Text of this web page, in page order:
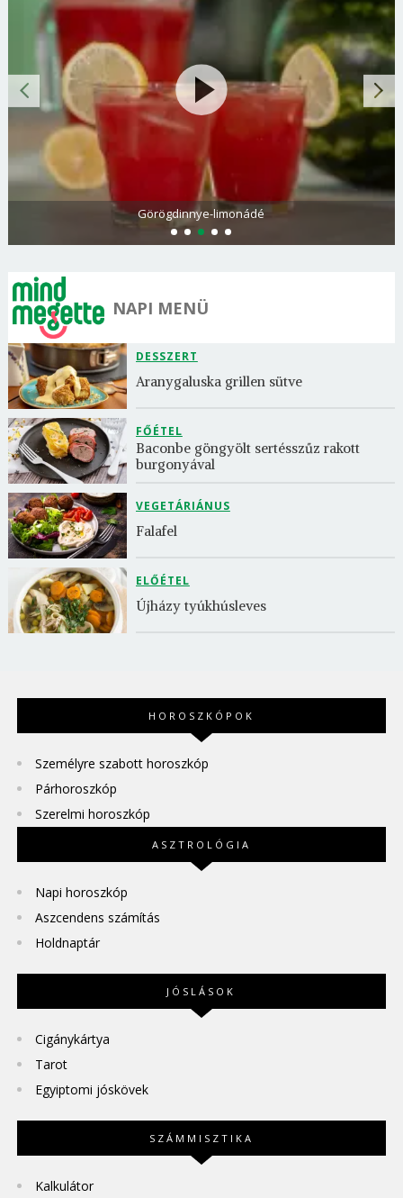
Görögdinnye-limonádé
NAPI MENÜ
DESSZERT
Aranygaluska grillen sütve
FŐÉTEL
Baconbe göngyölt sertésszűz rakott
burgonyával
VEGETÁRIÁNUS
Falafel
ELŐÉTEL
Újházy tyúkhúsleves
HOROSZKÓPOK
Személyre szabott horoszkóp
Párhoroszkóp
Szerelmi horoszkóp
ASZTROLÓGIA
Napi horoszkóp
Aszcendens számítás
Holdnaptár
JÓSLÁSOK
Cigánykártya
Tarot
Egyiptomi jóskövek
SZÁMMISZTIKA
Kalkulátor